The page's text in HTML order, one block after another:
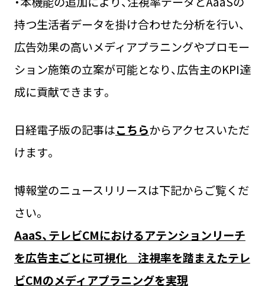
持つ生活者データを掛け合わせた分析を行い、
広告効果の高いメディアプラニングやプロモー
ション施策の立案が可能となり、広告主のKPI達
成に貢献できます。
日経電子版の記事はこちらからアクセスいただ
けます。
博報堂のニュースリリースは下記からご覧くだ
さい。
AaaS、テレビCMにおけるアテンションリーチ
を広告主ごとに可視化 注視率を踏まえたテレ
ビCMのメディアプラニングを実現